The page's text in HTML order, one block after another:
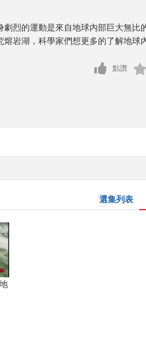
劇烈的運動是來自地球內部巨大無
熔岩湖，科學家們想更多的了解地球
點讚
選集列表